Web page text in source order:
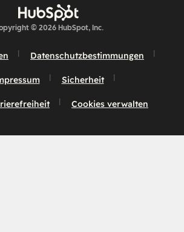
© 2026 HubSpot, Inc.
Datenschutzbestimmungen
Sicherheit
Cookies verwalten